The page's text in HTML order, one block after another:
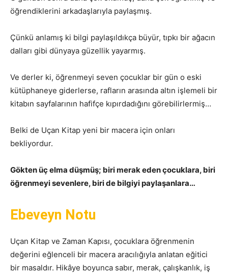
öğrendiklerini arkadaşlarıyla paylaşmış.
Çünkü anlamış ki bilgi paylaşıldıkça büyür, tıpkı bir ağacın
dalları gibi dünyaya güzellik yayarmış.
Ve derler ki, öğrenmeyi seven çocuklar bir gün o eski
kütüphaneye giderlerse, rafların arasında altın işlemeli bir
kitabın sayfalarının hafifçe kıpırdadığını görebilirlermiş…
Belki de Uçan Kitap yeni bir macera için onları
bekliyordur.
Gökten üç elma düşmüş; biri merak eden çocuklara, biri
öğrenmeyi sevenlere, biri de bilgiyi paylaşanlara…
Ebeveyn Notu
Uçan Kitap ve Zaman Kapısı, çocuklara öğrenmenin
değerini eğlenceli bir macera aracılığıyla anlatan eğitici
bir masaldır. Hikâye boyunca sabır, merak, çalışkanlık, iş